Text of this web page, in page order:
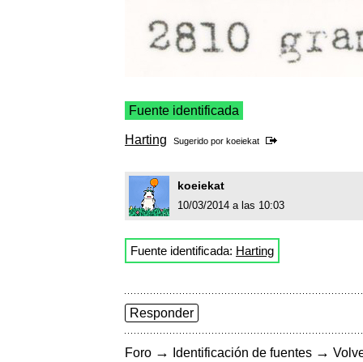
Fuente identificada
Harting Sugerido por koeiekat
koeiekat
10/03/2014 a las 10:03
Fuente identificada: Harting
Responder
Foro → Identificación de fuentes →